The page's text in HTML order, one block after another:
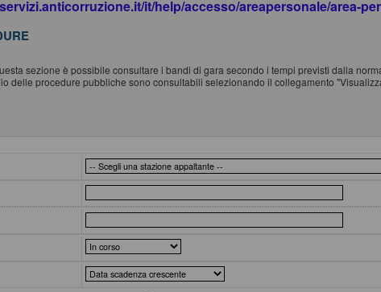
it/help/accesso/areapersonale/area-
sezione è possibile consultare i bandi di gara secondo i tempi previsti dalla
delle procedure pubbliche sono consultabili selezionando il collegamento